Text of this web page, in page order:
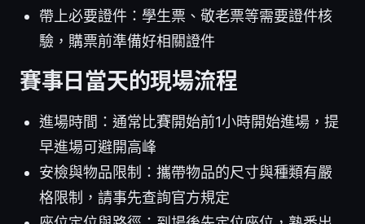
帶上必要證件：學生票、敬老票等需要證件核
驗，購票前準備好相關證件
賽事日當天的現場流程
進場時間：通常比賽開始前1小時開始進場，提
早進場可避開高峰
安檢與物品限制：攜帶物品的尺寸與種類有嚴
格限制，請事先查詢官方規定